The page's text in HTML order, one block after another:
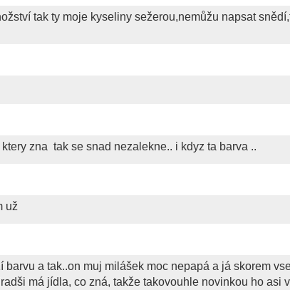
tak ty moje kyseliny sežerou,nemůžu napsat
zna tak se snad nezalekne.. i kdyz ta barva ..
už
barvu a tak..on muj milášek moc nepapá a já skorem
má jídla, co zná, takže takovouhle novinkou ho asi